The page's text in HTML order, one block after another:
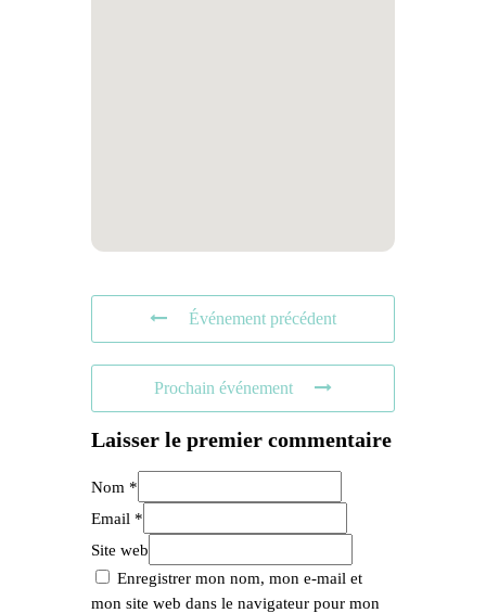
Événement précédent
Prochain événement
Laisser le premier commentaire
Nom *
Email *
Site web
Enregistrer mon nom, mon e-mail et
mon site web dans le navigateur pour mon